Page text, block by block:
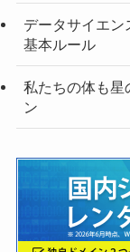
データサイエン
基本ルール
私たちの体も星
ン